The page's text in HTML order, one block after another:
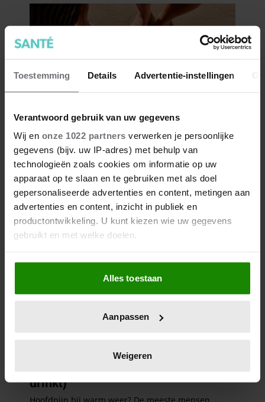
Toestemming Details Advertentie-instellingen
Verantwoord gebruik van uw gegevens
Wij en onze 1022 partners verwerken je persoonlijke
gegevens (bijv. uw IP-adres) met behulp van
technologieën zoals cookies om informatie op uw
apparaat op te slaan en te gebruiken met als doel
gepersonaliseerde advertenties en content, metingen aan
advertenties en content, inzicht in publiek en
productontwikkeling. U kunt kiezen wie uw gegevens
gebruikt en met welke doelen.
Als u het toestaat, willen we ook graag:
Informatie verzamelen over uw geografische
locatie, die tot een paar meter nauwkeurig kan zijn
scannen op specifieke eigenschappen (fingerprinting)
verwerkt en stel uw voorkeuren in het
intrekken in de Cookieverklaring.
Alles toestaan
Aanpassen
Weigeren